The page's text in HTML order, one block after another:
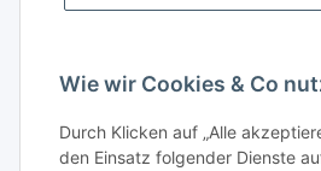
Wie wir Cookies & Co
Durch Klicken auf „Alle
den Einsatz folgender Dienste